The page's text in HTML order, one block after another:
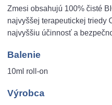
Zmesi obsahujú 100% čisté
najvyššej terapeutickej triedy
najvyššiu účinnosť a
Balenie
10ml roll-on
Výrobca